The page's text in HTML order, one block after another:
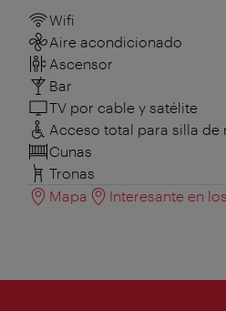
Wifi
Aire acondicionado
Ascensor
Bar
TV por cable y satélite
Acceso total para silla de
Cunas
Tronas
Mapa
Interesante en